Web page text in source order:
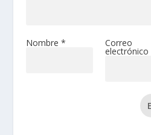
Nombre * Correo
electrónico